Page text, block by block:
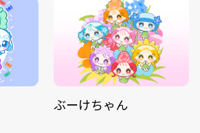
ぶーけちゃん